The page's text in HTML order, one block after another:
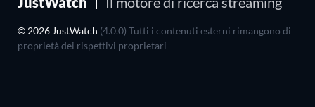
© 2026 JustWatch (4.0.0) Tutti i contenuti esterni rimangono di
proprietà dei rispettivi proprietari